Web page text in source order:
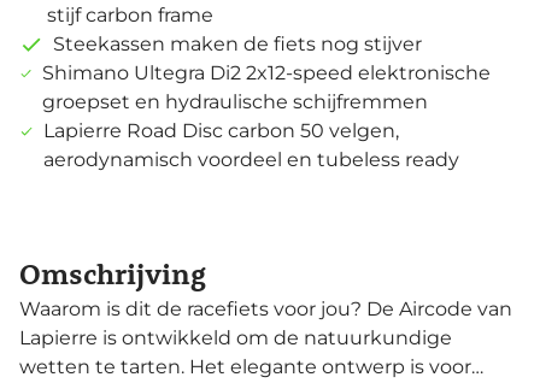
stijf carbon frame
Steekassen maken de fiets nog stijver
Shimano Ultegra Di2 2x12-speed elektronische
groepset en hydraulische schijfremmen
Lapierre Road Disc carbon 50 velgen,
aerodynamisch voordeel en tubeless ready
Omschrijving
Waarom is dit de racefiets voor jou? De Aircode van
Lapierre is ontwikkeld om de natuurkundige
wetten te tarten. Het elegante ontwerp is voor